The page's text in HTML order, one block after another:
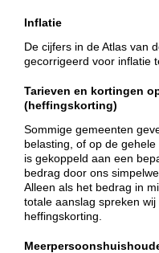
Inflatie
De cijfers in de Atlas van
gecorrigeerd voor inflatie
Tarieven en kortingen
(heffingskorting)
Sommige gemeenten
belasting, of op de
is gekoppeld aan een
bedrag door ons
Alleen als het bedrag in
totale aanslag spreken
heffingskorting.